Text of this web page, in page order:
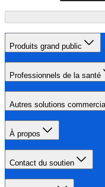
Produits grand public
Professionnels de la santé
Autres solutions
À propos
Contact du soutien